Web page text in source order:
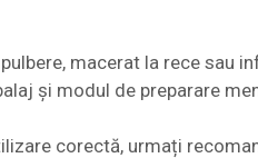
macerat la rece sau
și modul de preparare
corectă, urmați